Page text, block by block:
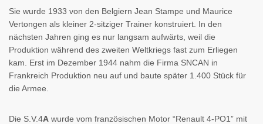
Sie wurde 1933 von den Belgiern Jean Stampe und Maurice
Vertongen als kleiner 2-sitziger Trainer konstruiert. In den
nächsten Jahren ging es nur langsam aufwärts, weil die
Produktion während des zweiten Weltkriegs fast zum Erliegen
kam. Erst im Dezember 1944 nahm die Firma SNCAN in
Frankreich Produktion neu auf und baute später 1.400 Stück für
die Armee.
Die S.V.4A wurde vom französischen Motor “Renault 4-PO1” mit